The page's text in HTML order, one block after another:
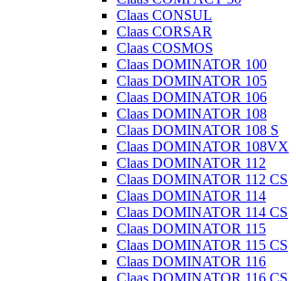
Claas CONSUL
Claas CORSAR
Claas COSMOS
Claas DOMINATOR 100
Claas DOMINATOR 105
Claas DOMINATOR 106
Claas DOMINATOR 108
Claas DOMINATOR 108 S
Claas DOMINATOR 108VX
Claas DOMINATOR 112
Claas DOMINATOR 112 CS
Claas DOMINATOR 114
Claas DOMINATOR 114 CS
Claas DOMINATOR 115
Claas DOMINATOR 115 CS
Claas DOMINATOR 116
Claas DOMINATOR 116 CS